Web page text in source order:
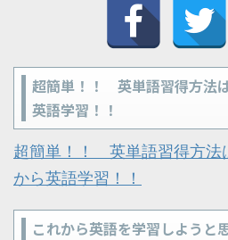
超簡単！！ 英単語習得方法
英語学習！！
超簡単！！ 英単語習得方法
から英語学習！！
これから英語を学習しようと